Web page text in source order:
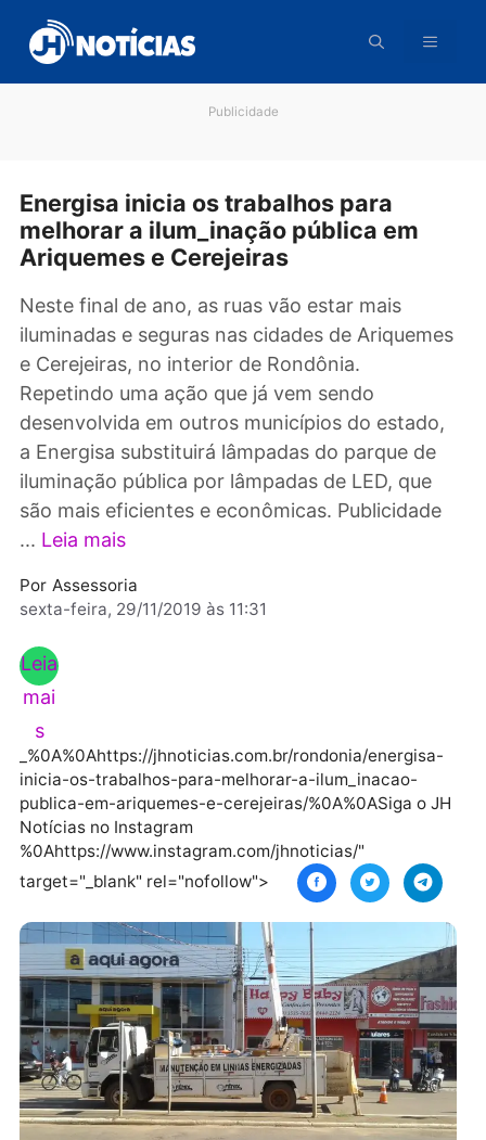
para
conteúdo
Energisa inicia os trabalhos para
melhorar a ilum_inação pública em
Neste final de ano, as ruas vão estar mais
iluminadas e seguras nas cidades de
e Cerejeiras, no interior de Rondônia.
Repetindo uma ação que já vem sendo
desenvolvida em outros municípios do
a Energisa substituirá lâmpadas do parque de
iluminação pública por lâmpadas de LED, que
...Leia mais
Por
sexta-feira, 29/11/2019 às 11:31
Leia
mai
s
_%0A%0Ahttps://jhnoticias.com.br/rondonia/
inicia-os-trabalhos-para-melhorar-a-ilum_inacao-
publica-em-ariquemes-e-cerejeiras/%0A%0ASiga o
Notícias no Instagram
%0Ahttps://www.instagram.com/jhnoticias/"
target="_blank" rel="nofollow">